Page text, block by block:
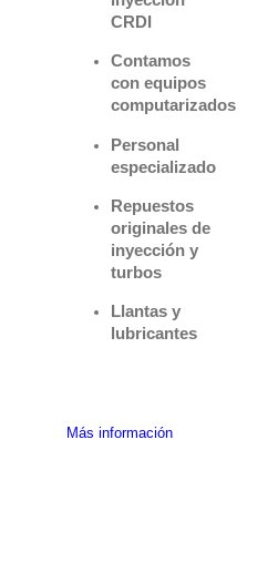
CRDI
Contamos
con equipos
computarizados
Personal
especializado
Repuestos
originales de
inyección y
turbos
Llantas y
lubricantes
Más información